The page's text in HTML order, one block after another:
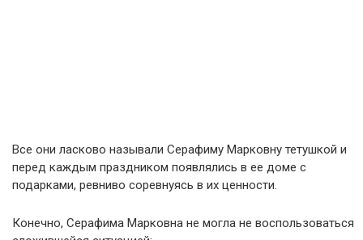
Все они ласково называли Серафиму Марковну тетушкой и
перед каждым праздником появлялись в ее доме с
подарками, ревниво соревнуясь в их ценности.
Конечно, Серафима Марковна не могла не воспользоваться